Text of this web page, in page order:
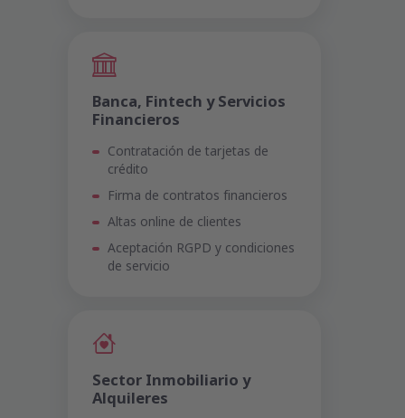
Banca, Fintech y Servicios
Financieros
Contratación de tarjetas de
crédito
Firma de contratos financieros
Altas online de clientes
Aceptación RGPD y condiciones
de servicio
Sector Inmobiliario y
Alquileres